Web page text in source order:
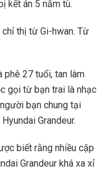
kết án 5 năm tù.
thị từ Gi-hwan. Từ
phê 27 tuổi, tan làm
gọi từ bạn trai là nhạc
bạn chung tại
Grandeur.
biết rằng nhiều cặp
Grandeur khá xa xỉ